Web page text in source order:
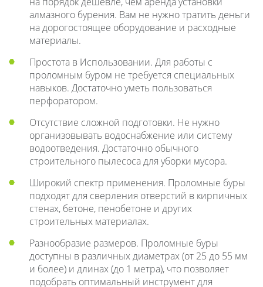
алмазного бурения. Вам не нужно тратить деньги
на дорогостоящее оборудование и расходные
материалы.
Простота в Использовании. Для работы с
проломным буром не требуется специальных
навыков. Достаточно уметь пользоваться
перфоратором.
Отсутствие сложной подготовки. Не нужно
организовывать водоснабжение или систему
водоотведения. Достаточно обычного
строительного пылесоса для уборки мусора.
Широкий спектр применения. Проломные буры
подходят для сверления отверстий в кирпичных
стенах, бетоне, пенобетоне и других
строительных материалах.
Разнообразие размеров. Проломные буры
доступны в различных диаметрах (от 25 до 55 мм
и более) и длинах (до 1 метра), что позволяет
подобрать оптимальный инструмент для